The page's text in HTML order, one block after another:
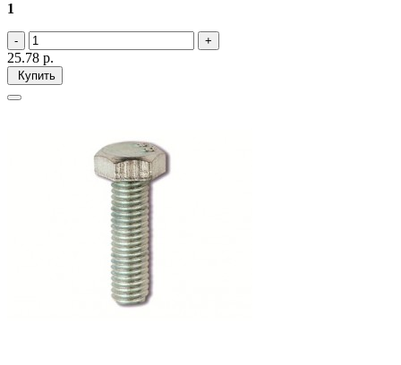
1
25.78 р.
Купить